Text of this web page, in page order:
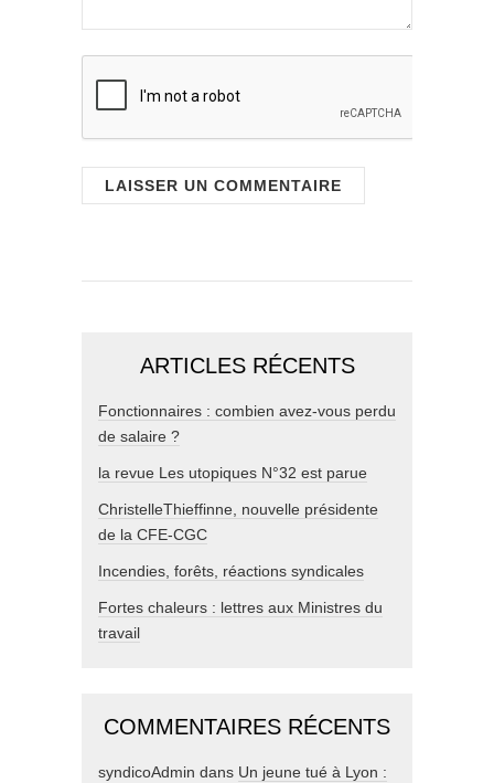
ARTICLES RÉCENTS
Fonctionnaires : combien avez-vous perdu
de salaire ?
la revue Les utopiques N°32 est parue
ChristelleThieffinne, nouvelle présidente
de la CFE-CGC
Incendies, forêts, réactions syndicales
Fortes chaleurs : lettres aux Ministres du
travail
COMMENTAIRES RÉCENTS
syndicoAdmin dans Un jeune tué à Lyon :